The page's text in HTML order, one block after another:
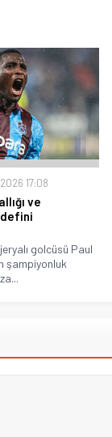
17:08
ve
golcüsü Paul
şampiyonluk